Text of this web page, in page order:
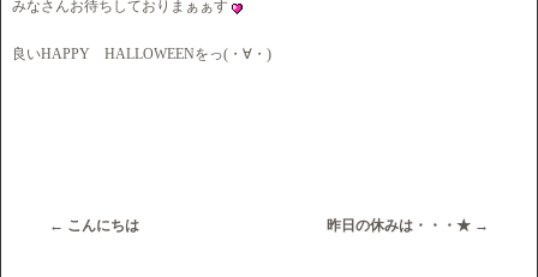
みなさんお待ちしておりまぁぁす
良いHAPPY HALLOWEENをっ(・∀・)
← こんにちは 昨日の休みは・・・★ →